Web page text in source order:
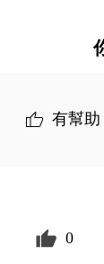
有幫助
0